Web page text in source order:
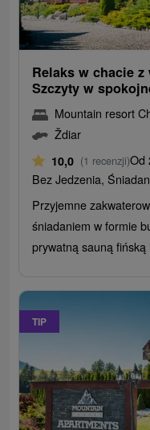
Relaks w chacie
Szczyty w
Mountain resort
Ždiar
10,0 (1 recenzji)Od
Bez Jedzenia,
Przyjemne
śniadaniem w formie
prywatną sauną
TIP